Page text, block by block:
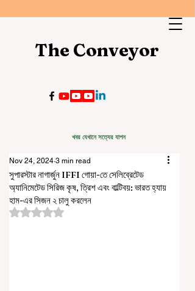
The Conveyor
খবর যেখানে সত্যের যাপন
সুপারস্টার নাগার্জুন IFFI গোয়া-তে সেলিব্রেটেড
অ্যানিমেটেড সিরিজ কৃষ, ত্রিশ এবং বাল্টিবয়: ভারত হ্যায়
হাম-এর সিজন ২ চালু করলেন
Nov 24, 2024 3 min read
Rated NaN out of 5 stars.